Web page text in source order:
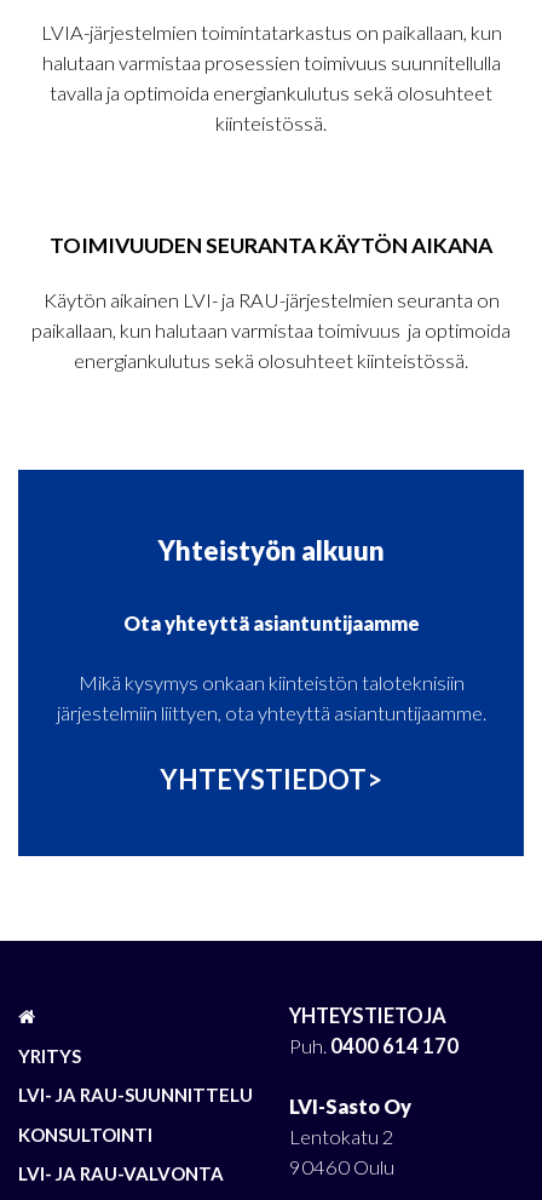
LVIA-järjestelmien toimintatarkastus on paikallaan, kun
halutaan varmistaa prosessien toimivuus suunnitellulla
tavalla ja optimoida energiankulutus sekä olosuhteet
kiinteistössä.
TOIMIVUUDEN SEURANTA KÄYTÖN AIKANA
Käytön aikainen LVI- ja RAU-järjestelmien seuranta on
paikallaan, kun halutaan varmistaa toimivuus ja optimoida
energiankulutus sekä olosuhteet kiinteistössä.
Yhteistyön alkuun
Ota yhteyttä asiantuntijaamme
Mikä kysymys onkaan kiinteistön taloteknisiin
järjestelmiin liittyen, ota yhteyttä asiantuntijaamme.
YHTEYSTIEDOT>
YRITYS
LVI- JA RAU-SUUNNITTELU
KONSULTOINTI
LVI- JA RAU-VALVONTA
YHTEYSTIETOJA
Puh. 0400 614 170
LVI-Sasto Oy
Lentokatu 2
90460 Oulu